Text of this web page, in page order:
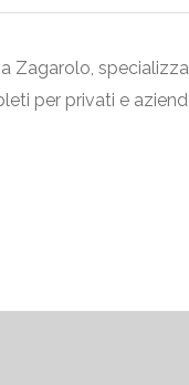
Zagarolo,
per privati e